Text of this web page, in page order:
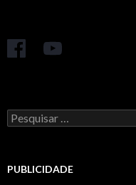
Pesquisar
por:
PUBLICIDADE